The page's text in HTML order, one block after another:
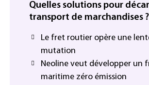
Quelles solutions pour
transport de marchandises ?
Le fret routier opère une
mutation
Neoline veut développer un
maritime zéro émission